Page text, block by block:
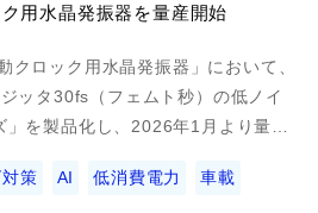
用水晶発振器を量産開始
クロック用水晶発振器」において、
ッタ30fs（フェムト秒）の低ノイ
」を製品化し、2026年1月より量…
対策 AI 低消費電力 車載